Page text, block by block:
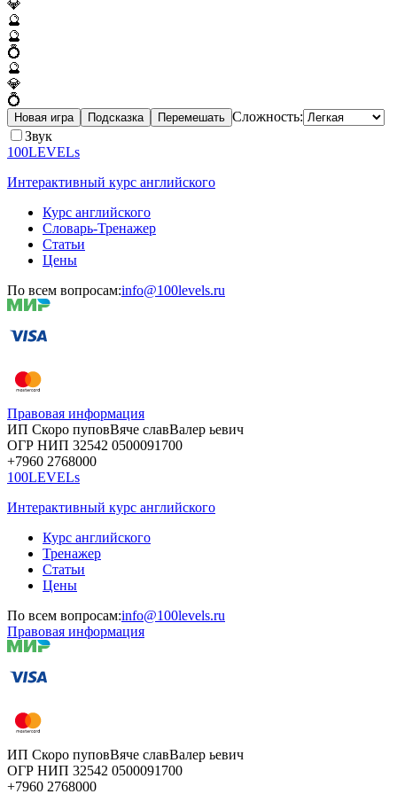
💎
🔮
🔮
💍
🔮
💎
💍
Новая игра Подсказка Перемешать Сложность:
Звук
100LEVELs
Интерактивный курс английского
Курс английского
Словарь-Тренажер
Статьи
Цены
По всем вопросам:info@100levels.ru
Правовая информация
ИП Скоро пуповВяче славВалер ьевич
ОГР НИП 32542 0500091700
+7960 2768000
100LEVELs
Интерактивный курс английского
Курс английского
Тренажер
Статьи
Цены
По всем вопросам:info@100levels.ru
Правовая информация
ИП Скоро пуповВяче славВалер ьевич
ОГР НИП 32542 0500091700
+7960 2768000